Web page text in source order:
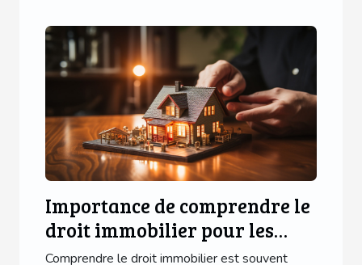
Importance de comprendre le
droit immobilier pour les
propriétaires
Comprendre le droit immobilier est souvent